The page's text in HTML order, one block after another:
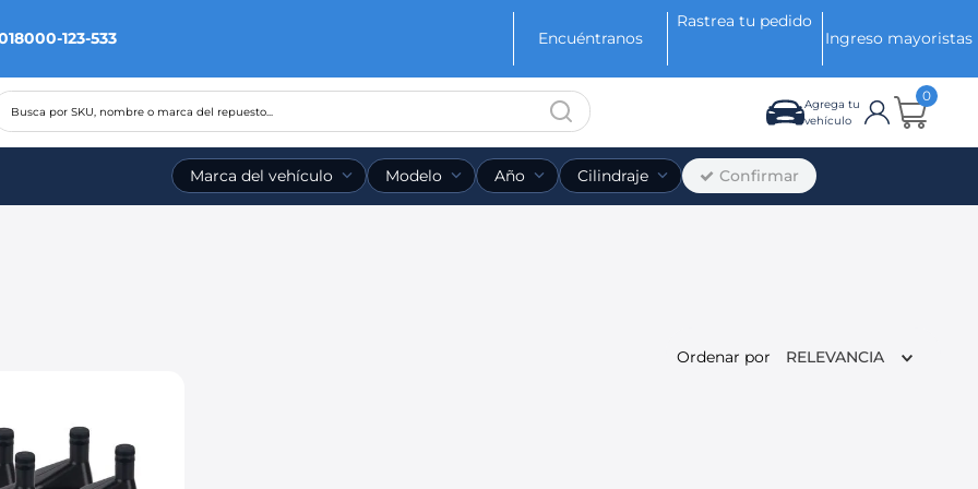
123-533 Encuéntranos
Rastrea tu pedido
Ingreso mayoristas
por SKU, nombre o marca del repuesto...
Agrega tu
vehículo
0
Marca del vehículo Modelo Año Cilindraje Confirmar
Ordenar por RELEVANCIA